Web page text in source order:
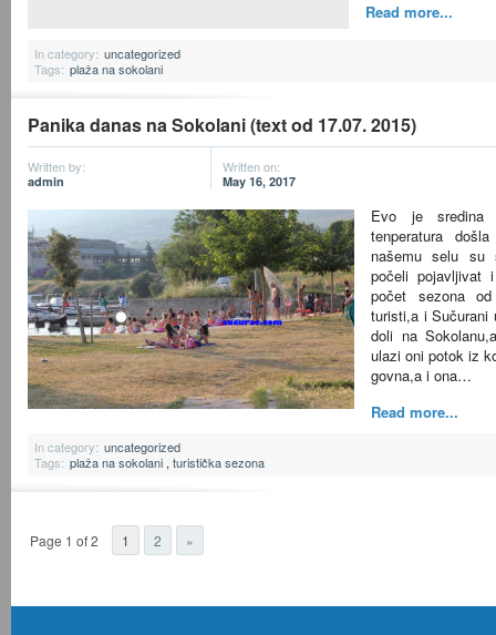
Read more...
In category: uncategorized
Tags: plaža na sokolani
Panika danas na Sokolani (text od 17.07. 2015)
Written by:
admin
Written on:
May 16, 2017
Evo je
tenperatura
našemu selu su
počeli pojavljivat
počet sezona
turisti,a i Sučurani
doli na
ulazi oni potok iz
govna,a i ona…
Read more...
In category: uncategorized
Tags: plaža na sokolani , turistička sezona
Page 1 of 2 1 2 »